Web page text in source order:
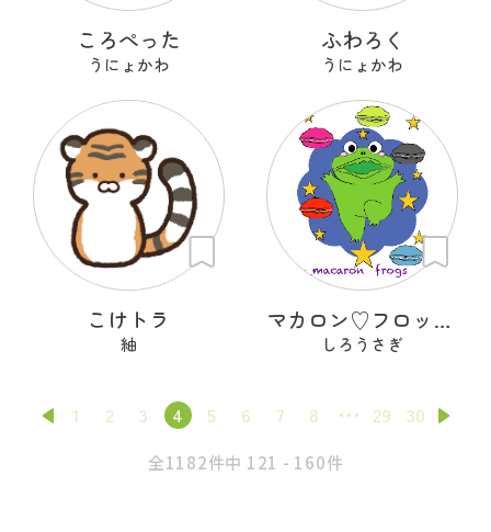
ころぺった
うにょかわ
ふわろく
うにょかわ
こけトラ
紬
マカロン♡フロッグズ
しろうさぎ
1 2 3 4 5 6 7 8 29 30
全1182件中 121 - 160件